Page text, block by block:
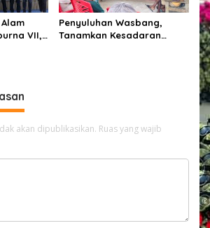
VII,
Penyuluhan Wasbang,
Tanamkan Kesadaran
akan dipublikasikan. Ruas yang wajib